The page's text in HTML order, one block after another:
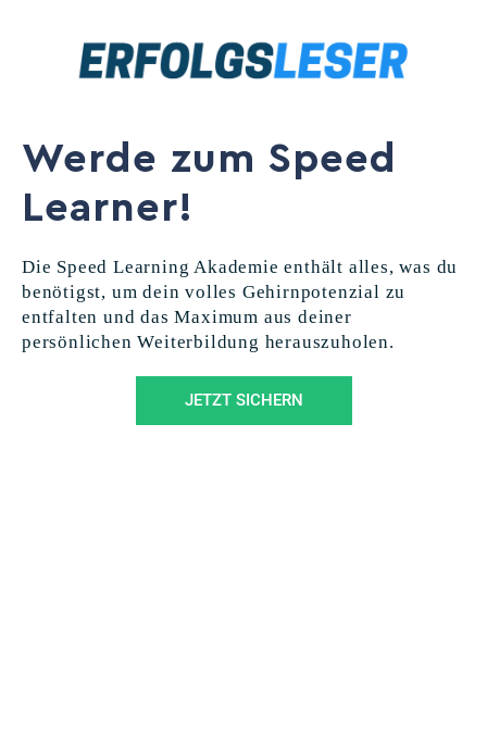
Werde zum Speed
Learner!
Die Speed Learning Akademie enthält alles, was du
benötigst, um dein volles Gehirnpotenzial zu
entfalten und das Maximum aus deiner
persönlichen Weiterbildung herauszuholen.
JETZT SICHERN